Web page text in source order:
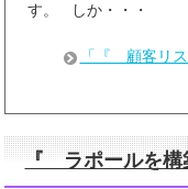
す。 しか・・・
「『 顧客リ
『 ラポールを構